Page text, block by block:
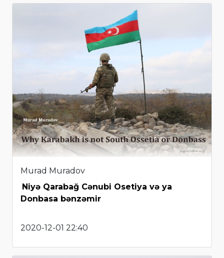
Murad Muradov
Niyə Qarabağ Cənubi Osetiya və ya
Donbasa bənzəmir
2020-12-01 22:40